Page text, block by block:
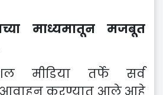
माध्यमातून मजबूत
मीडिया तर्फे सर्व
आवाहन करण्यात आले आहे